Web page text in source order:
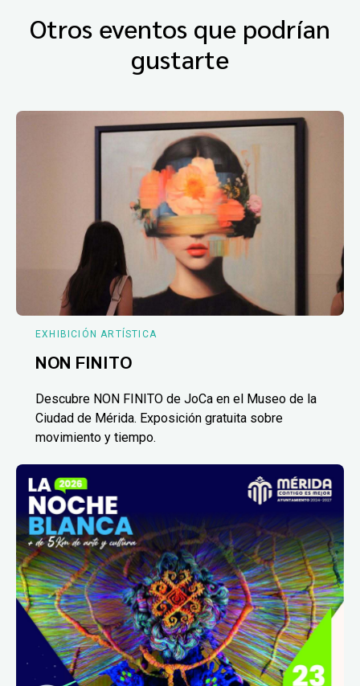
Otros eventos que podrían
gustarte
EXHIBICIÓN ARTÍSTICA
NON FINITO
Descubre NON FINITO de JoCa en el Museo de la
Ciudad de Mérida. Exposición gratuita sobre
movimiento y tiempo.